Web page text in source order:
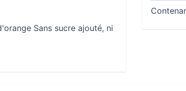
Sans sucre ajouté, ni